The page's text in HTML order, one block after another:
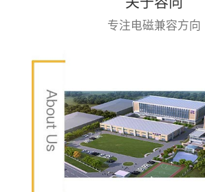
专注电磁兼容方向